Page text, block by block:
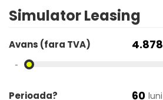
Simulator Leasing
Avans (fara TVA) 4.878
-
Perioada? 60 luni